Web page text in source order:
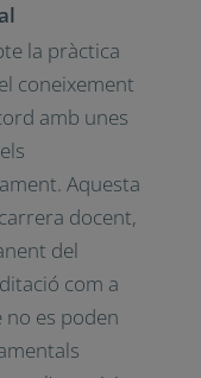
la pràctica
coneixement
amb unes
Aquesta
docent,
del
com a
es poden